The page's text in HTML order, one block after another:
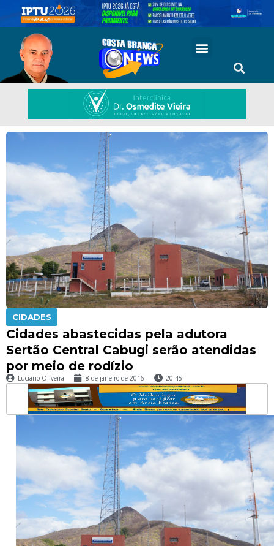
CIDADES
Cidades abastecidas pela adutora
Sertão Central Cabugi serão atendidas
por meio de rodízio
Luciano Oliveira 8 de janeiro de 2016 20:45